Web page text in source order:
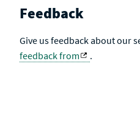
Feedback
Give us feedback about our
feedback from
.